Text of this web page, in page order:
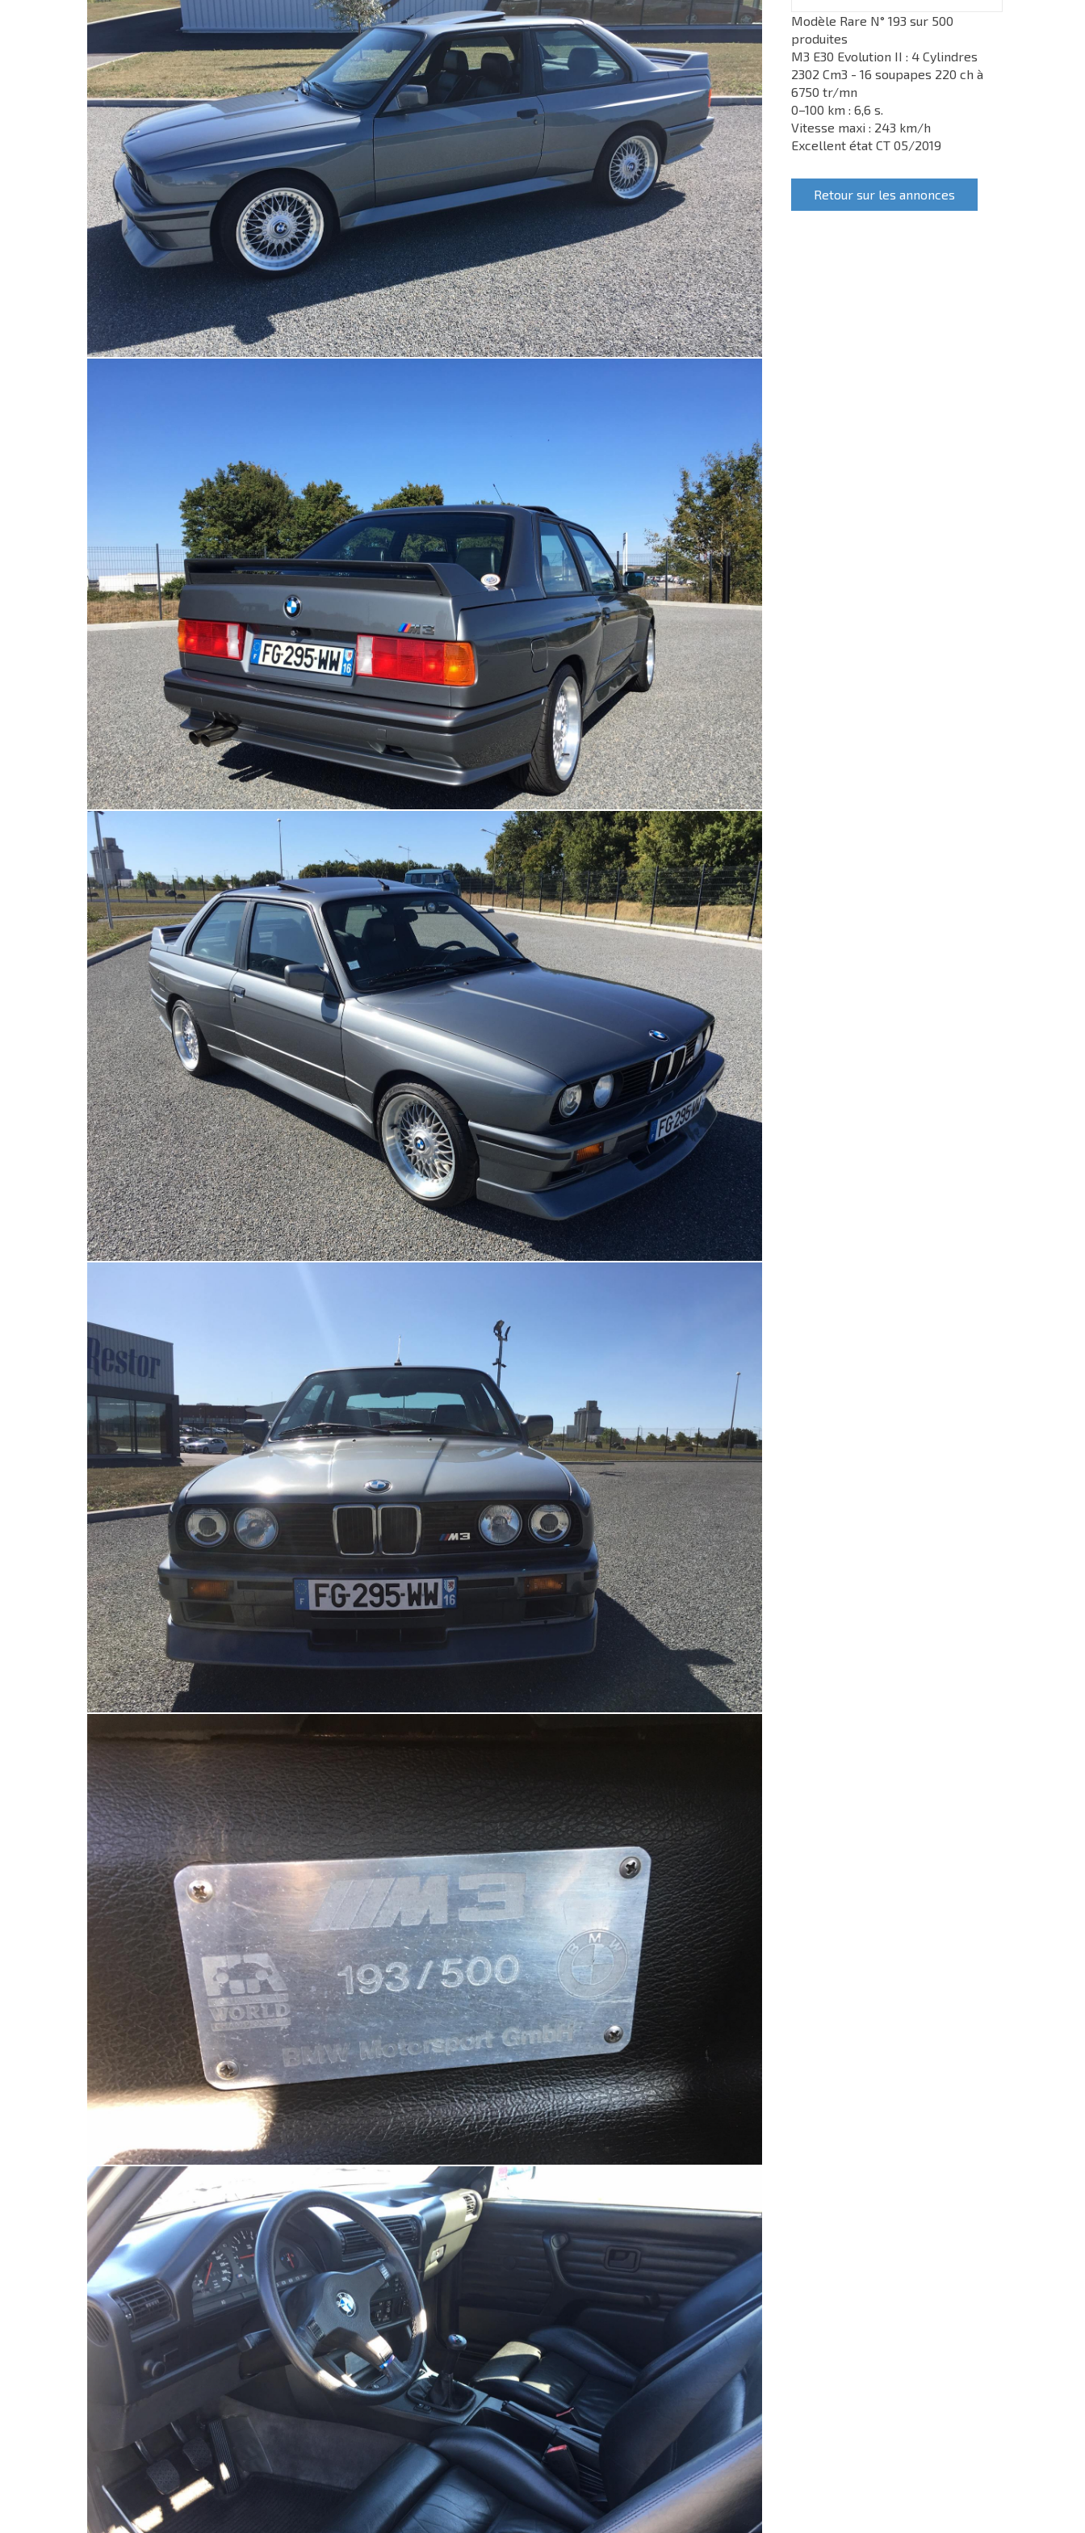
Modèle Rare N° 193 sur 500
produites
M3 E30 Evolution II : 4 Cylindres
2302 Cm3 - 16 soupapes 220 ch à
6750 tr/mn
0–100 km : 6,6 s.
Vitesse maxi : 243 km/h
Excellent état CT 05/2019
Retour sur les annonces